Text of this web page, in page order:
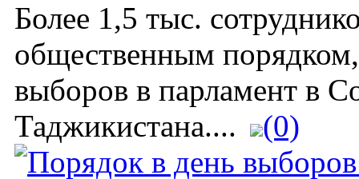
Более 1,5 тыс.
общественным
выборов в парламент в
Таджикистана....
(0)